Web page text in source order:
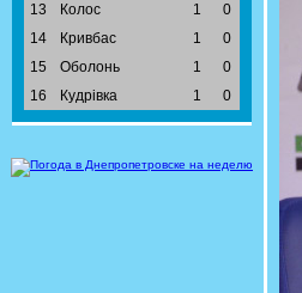
13
Колос 1
0
14
Кривбас 1
0
15
Оболонь 1
0
16
Кудрівка 1 0